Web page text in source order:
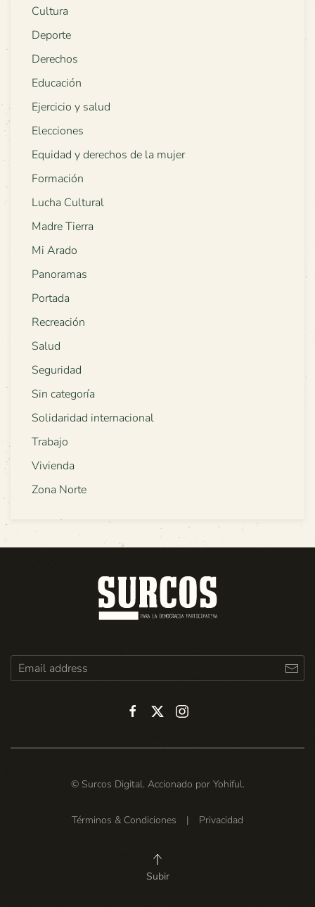
Cultura
Deporte
Derechos
Educación
Ejercicio y salud
Elecciones
Equidad y derechos de la mujer
Formación
Lucha Cultural
Madre Tierra
Mi Arado
Panoramas
Portada
Recreación
Salud
Seguridad
Sin categoría
Solidaridad internacional
Trabajo
Vivienda
Zona Norte
© Surcos Digital. Accionado por Yohiful.
Términos & Condiciones | Privacidad
Subir